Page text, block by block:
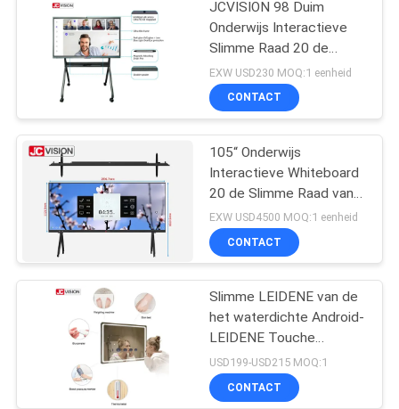
LCD schrijfbord
15
Uitgerekte Barlcd
Vertoning
JCVISION 98 Duim
Onderwijs Interactieve
Slimme Raad 20 de
Aanraking van Puntenirl
voor Klaslokaal
EXW USD230 MOQ:1 eenheid
CONTACT
105“ Onderwijs
Interactieve Whiteboard
20 de Slimme Raad van
de Puntenaanraking voor
het Klaslokaalonderwijs
EXW USD4500 MOQ:1 eenheid
CONTACT
Slimme LEIDENE van de
het waterdichte Android-
LEIDENE Touche
screenvertoning IP65
van TV
Badkamersspiegel
USD199-USD215 MOQ:1
CONTACT